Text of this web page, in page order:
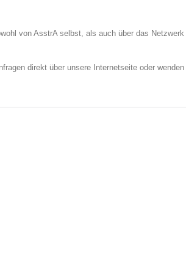
von AsstrA selbst, als auch über das Netzwerk
direkt über unsere Internetseite oder wenden